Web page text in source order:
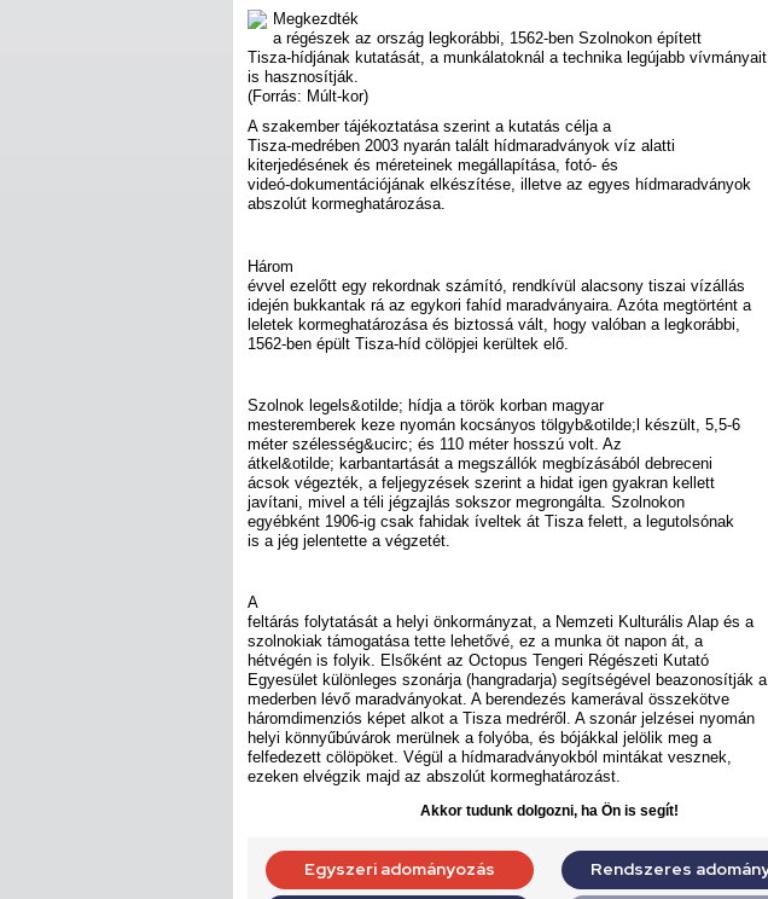
Megkezdték
a régészek az ország legkorábbi, 1562-ben Szolnokon épített
Tisza-hídjának kutatását, a munkálatoknál a technika legújabb vívmányait
is hasznosítják.
(Forrás: Múlt-kor)
A szakember tájékoztatása szerint a kutatás célja a
Tisza-medrében 2003 nyarán talált hídmaradványok víz alatti
kiterjedésének és méreteinek megállapítása, fotó- és
videó-dokumentációjának elkészítése, illetve az egyes hídmaradványok
abszolút kormeghatározása.
Három
évvel ezelőtt egy rekordnak számító, rendkívül alacsony tiszai vízállás
idején bukkantak rá az egykori fahíd maradványaira. Azóta megtörtént a
leletek kormeghatározása és biztossá vált, hogy valóban a legkorábbi,
1562-ben épült Tisza-híd cölöpjei kerültek elő.
Szolnok legels&otilde; hídja a török korban magyar
mesteremberek keze nyomán kocsányos tölgyb&otilde;l készült, 5,5-6
méter szélesség&ucirc; és 110 méter hosszú volt. Az
átkel&otilde; karbantartását a megszállók megbízásából debreceni
ácsok végezték, a feljegyzések szerint a hidat igen gyakran kellett
javítani, mivel a téli jégzajlás sokszor megrongálta. Szolnokon
egyébként 1906-ig csak fahidak íveltek át Tisza felett, a legutolsónak
is a jég jelentette a végzetét.
A
feltárás folytatását a helyi önkormányzat, a Nemzeti Kulturális Alap és a
szolnokiak támogatása tette lehetővé, ez a munka öt napon át, a
hétvégén is folyik. Elsőként az Octopus Tengeri Régészeti Kutató
Egyesület különleges szonárja (hangradarja) segítségével beazonosítják a
mederben lévő maradványokat. A berendezés kamerával összekötve
háromdimenziós képet alkot a Tisza medréről. A szonár jelzései nyomán
helyi könnyűbúvárok merülnek a folyóba, és bójákkal jelölik meg a
felfedezett cölöpöket. Végül a hídmaradványokból mintákat vesznek,
ezeken elvégzik majd az abszolút kormeghatározást.
Akkor tudunk dolgozni, ha Ön is segít!